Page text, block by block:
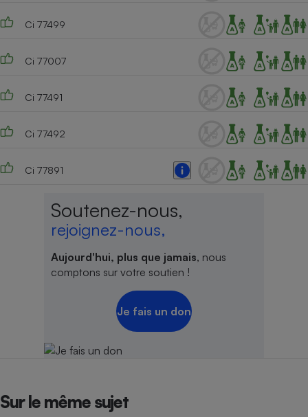
Ci 77499
Ci 77007
Ci 77491
Ci 77492
Ci 77891
Soutenez-nous,
rejoignez-nous,
Aujourd'hui, plus que jamais, nous
comptons sur votre soutien !
Je fais un don
Sur le même sujet